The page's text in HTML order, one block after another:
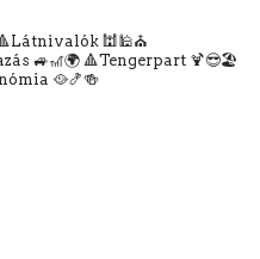
🕍🕌⛪
🚙🎢🌍 🔺Tengerpart 🍹😎🏖️
🥘🍤🍻